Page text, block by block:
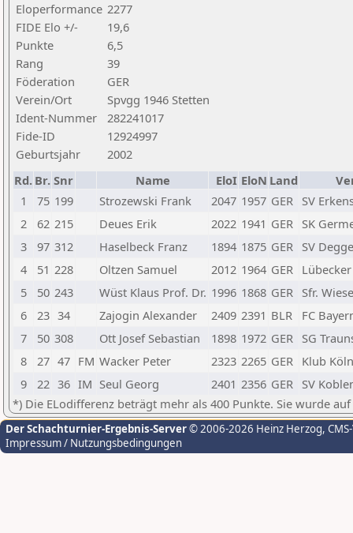
Eloperformance 2277
FIDE Elo +/-
19,6
Punkte
6,5
Rang
39
Föderation
GER
Verein/Ort
Spvgg 1946 Stetten
Ident-Nummer
282241017
Fide-ID
12924997
Geburtsjahr
2002
Rd. Br. Snr Name EloI EloN Land
1
75 199 Strozewski Frank 2047 1957 GER SV
2
62 215 Deues Erik 2022 1941 GER SK
3
97 312 Haselbeck Franz 1894 1875 GER SV
4
51 228 Oltzen Samuel 2012 1964 GER
5
50 243 Wüst Klaus Prof. Dr. 1996 1868 GER Sfr.
6
23 34 Zajogin Alexander 2409 2391 BLR
FC
7
50 308 Ott Josef Sebastian 1898 1972 GER SG
8
27 47 FM Wacker Peter 2323 2265 GER Klub
9
22 36 IM Seul Georg 2401 2356 GER SV
*) Die ELodifferenz beträgt mehr als 400 Punkte. Sie wurde
Der Schachturnier-Ergebnis-Server© 2006-2026 Heinz Herzog,
Impressum / Nutzungsbedingungen